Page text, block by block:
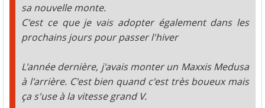
sa nouvelle monte.
C'est ce que je vais adopter également dans les
prochains jours pour passer l'hiver
L'année dernière, j'avais monter un Maxxis Medusa
à l'arrière. C'est bien quand c'est très boueux mais
ça s'use à la vitesse grand V.